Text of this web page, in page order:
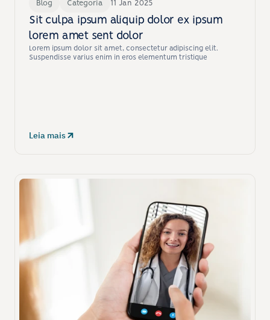
Blog Categoria 11 Jan 2025
Sit culpa ipsum aliquip dolor ex ipsum
lorem amet sent dolor
Lorem ipsum dolor sit amet, consectetur adipiscing elit.
Suspendisse varius enim in eros elementum tristique
Leia mais